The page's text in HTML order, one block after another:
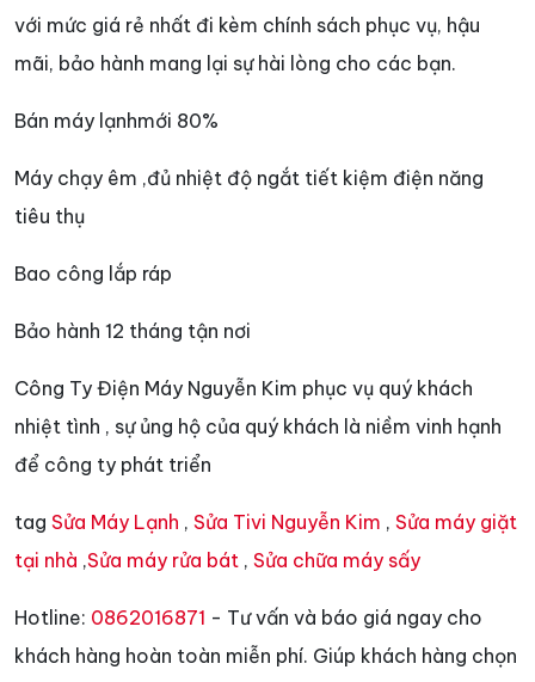
với mức giá rẻ nhất đi kèm chính sách phục vụ, hậu
mãi, bảo hành mang lại sự hài lòng cho các bạn.
Bán máy lạnhmới 80%
Máy chạy êm ,đủ nhiệt độ ngắt tiết kiệm điện năng
tiêu thụ
Bao công lắp ráp
Bảo hành 12 tháng tận nơi
Công Ty Điện Máy Nguyễn Kim phục vụ quý khách
nhiệt tình , sự ủng hộ của quý khách là niềm vinh hạnh
để công ty phát triển
tag Sửa Máy Lạnh , Sửa Tivi Nguyễn Kim , Sửa máy giặt
tại nhà ,Sửa máy rửa bát , Sửa chữa máy sấy
Hotline: 0862016871 - Tư vấn và báo giá ngay cho
khách hàng hoàn toàn miễn phí. Giúp khách hàng chọn